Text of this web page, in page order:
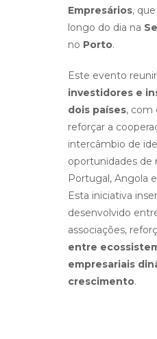
Empresários,
longo do dia na
no Porto.
Este evento
investidores e
dois países, com
reforçar a
intercâmbio de
oportunidades de
Portugal, Angola
Esta iniciativa
desenvolvido
associações,
entre
empresariais
crescimento.